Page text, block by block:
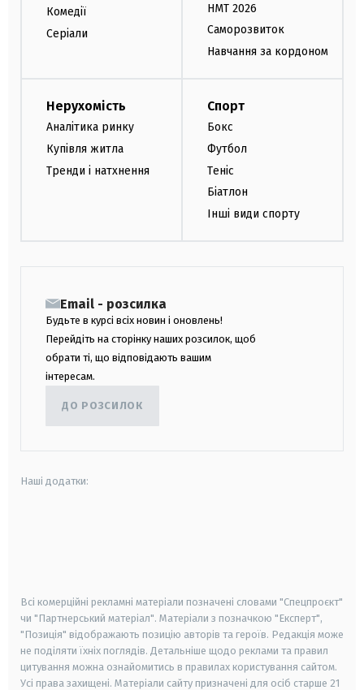
Комедії
Серіали
НМТ 2026
Саморозвиток
Навчання за кордоном
Нерухомість
Аналітика ринку
Купівля житла
Тренди і натхнення
Спорт
Бокс
Футбол
Теніс
Біатлон
Інші види спорту
Email - розсилка
Будьте в курсі всіх новин і оновлень!
Перейдіть на сторінку наших розсилок, щоб
обрати ті, що відповідають вашим
інтересам.
ДО РОЗСИЛОК
Наші додатки:
Всі комерційні рекламні матеріали позначені словами "Спецпроєкт"
чи "Партнерський матеріал". Матеріали з позначкою "Експерт",
"Позиція" відображають позицію авторів та героїв. Редакція може
не поділяти їхніх поглядів. Детальніше щодо реклами та правил
цитування можна ознайомитись в правилах користування сайтом.
Усі права захищені. Матеріали сайту призначені для осіб старше 21